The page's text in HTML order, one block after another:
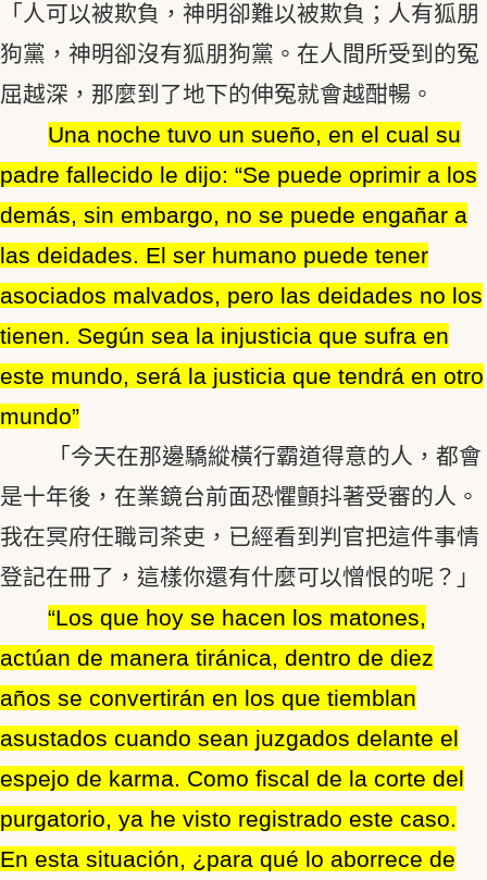
「人可以被欺負，神明卻難以被欺負；人有狐朋
狗黨，神明卻沒有狐朋狗黨。在人間所受到的冤
屈越深，那麼到了地下的伸冤就會越酣暢。
Una noche tuvo un sueño, en el cual su
padre fallecido le dijo: “Se puede oprimir a los
demás, sin embargo, no se puede engañar a
las deidades. El ser humano puede tener
asociados malvados, pero las deidades no los
tienen. Según sea la injusticia que sufra en
este mundo, será la justicia que tendrá en otro
mundo”
「今天在那邊驕縱橫行霸道得意的人，都會
是十年後，在業鏡台前面恐懼顫抖著受審的人。
我在冥府任職司茶吏，已經看到判官把這件事情
登記在冊了，這樣你還有什麼可以憎恨的呢？」
“Los que hoy se hacen los matones,
actúan de manera tiránica, dentro de diez
años se convertirán en los que tiemblan
asustados cuando sean juzgados delante el
espejo de karma. Como fiscal de la corte del
purgatorio, ya he visto registrado este caso.
En esta situación, ¿para qué lo aborrece de